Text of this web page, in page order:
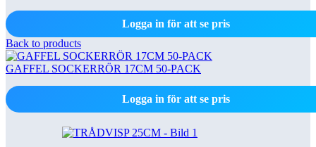
Logga in för att se pris
Back to products
GAFFEL SOCKERRÖR 17CM 50-PACK
Logga in för att se pris